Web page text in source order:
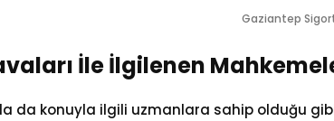
Gaziantep
İle İlgilenen
da konuyla ilgili uzmanlara sahip olduğu